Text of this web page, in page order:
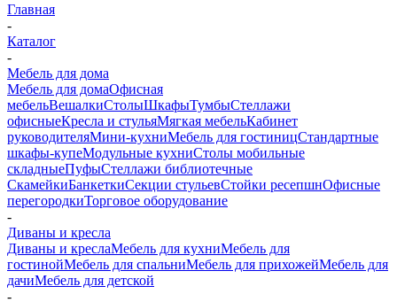
Главная
-
Каталог
-
Мебель для дома
Мебель для домаОфисная
мебельВешалкиСтолыШкафыТумбыСтеллажи
офисныеКресла и стульяМягкая мебельКабинет
руководителяМини-кухниМебель для гостиницСтандартные
шкафы-купеМодульные кухниСтолы мобильные
складныеПуфыСтеллажи библиотечные
СкамейкиБанкеткиСекции стульевСтойки ресепшнОфисные
перегородкиТорговое оборудование
-
Диваны и кресла
Диваны и креслаМебель для кухниМебель для
гостинойМебель для спальниМебель для прихожейМебель для
дачиМебель для детской
-